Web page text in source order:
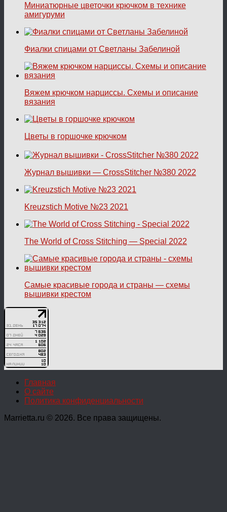
Миниатюрные цветочки крючком в технике
амигуруми
Фиалки спицами от Светланы Забелиной
Вяжем крючком нарциссы. Схемы и описание
вязания
Цветы в горшочке крючком
Журнал вышивки — CrossStitcher №380 2022
Kreuzstich Motive №23 2021
The World of Cross Stitching — Special 2022
Самые красивые города и страны — схемы
вышивки крестом
Главная
О сайте
Политика конфиденциальности
Marrietta.ru © 2026. Все права защищены.